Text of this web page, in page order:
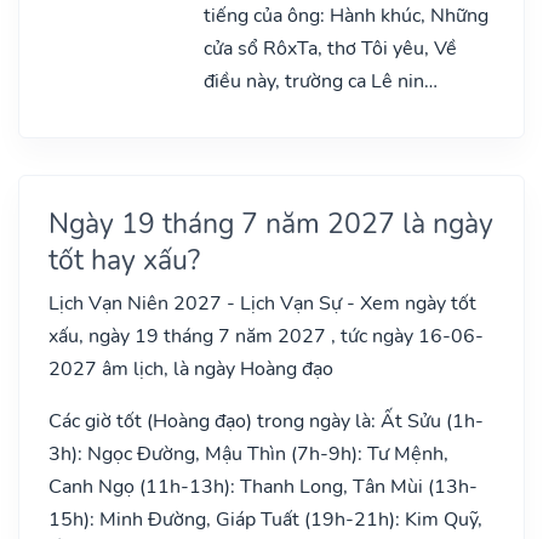
tiếng của ông: Hành khúc, Những
cửa sổ RôxTa, thơ Tôi yêu, Về
điều này, trường ca Lê nin…
Ngày 19 tháng 7 năm 2027 là ngày
tốt hay xấu?
Lịch Vạn Niên 2027 - Lịch Vạn Sự - Xem ngày tốt
xấu, ngày 19 tháng 7 năm 2027 , tức ngày 16-06-
2027 âm lịch, là ngày Hoàng đạo
Các giờ tốt (Hoàng đạo) trong ngày là: Ất Sửu (1h-
3h): Ngọc Đường, Mậu Thìn (7h-9h): Tư Mệnh,
Canh Ngọ (11h-13h): Thanh Long, Tân Mùi (13h-
15h): Minh Đường, Giáp Tuất (19h-21h): Kim Quỹ,